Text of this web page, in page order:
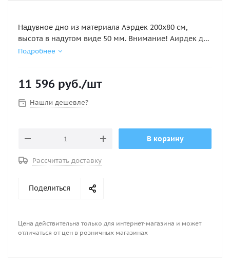
Надувное дно из материала Аэрдек 200х80 см,
высота в надутом виде 50 мм. Внимание! Аирдек для
НЕ КИЛЕВЫХ ПВХ ЛОДОК (это лодки не имеющие
Подробнее
11 596 руб./шт
Нашли дешевле?
В корзину
Рассчитать доставку
Поделиться
Цена действительна только для интернет-магазина и может
отличаться от цен в розничных магазинах